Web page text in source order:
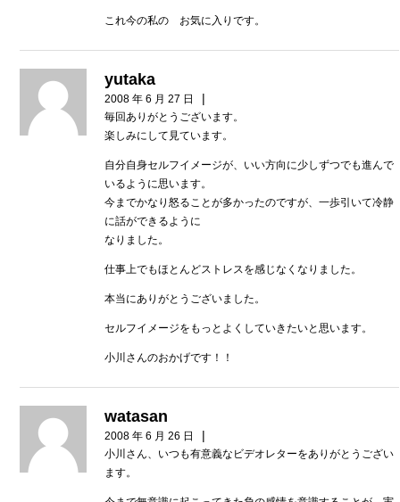
これ今の私の お気に入りです。
yutaka
2008 年 6 月 27 日 |
毎回ありがとうございます。
楽しみにして見ています。
自分自身セルフイメージが、いい方向に少しずつでも進んで
いるように思います。
今までかなり怒ることが多かったのですが、一歩引いて冷静
に話ができるように
なりました。
仕事上でもほとんどストレスを感じなくなりました。
本当にありがとうございました。
セルフイメージをもっとよくしていきたいと思います。
小川さんのおかげです！！
watasan
2008 年 6 月 26 日 |
小川さん、いつも有意義なビデオレターをありがとうござい
ます。